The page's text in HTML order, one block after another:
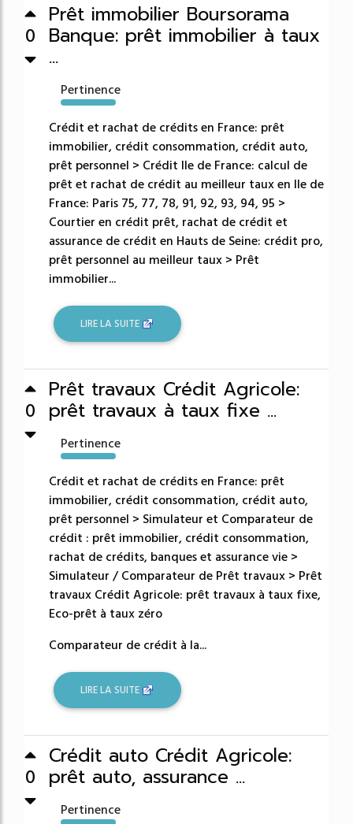
0
Prêt immobilier Boursorama
Banque: prêt immobilier à taux
...
Pertinence
49311%
Crédit et rachat de crédits en France: prêt
immobilier, crédit consommation, crédit auto,
prêt personnel > Crédit Ile de France: calcul de
prêt et rachat de crédit au meilleur taux en Ile de
France: Paris 75, 77, 78, 91, 92, 93, 94, 95 >
Courtier en crédit prêt, rachat de crédit et
assurance de crédit en Hauts de Seine: crédit pro,
prêt personnel au meilleur taux > Prêt
immobilier...
LIRE LA SUITE
0
Prêt travaux Crédit Agricole:
prêt travaux à taux fixe ...
Pertinence
48610%
Crédit et rachat de crédits en France: prêt
immobilier, crédit consommation, crédit auto,
prêt personnel > Simulateur et Comparateur de
crédit : prêt immobilier, crédit consommation,
rachat de crédits, banques et assurance vie >
Simulateur / Comparateur de Prêt travaux > Prêt
travaux Crédit Agricole: prêt travaux à taux fixe,
Eco-prêt à taux zéro
Comparateur de crédit à la...
LIRE LA SUITE
0
Crédit auto Crédit Agricole:
prêt auto, assurance ...
Pertinence